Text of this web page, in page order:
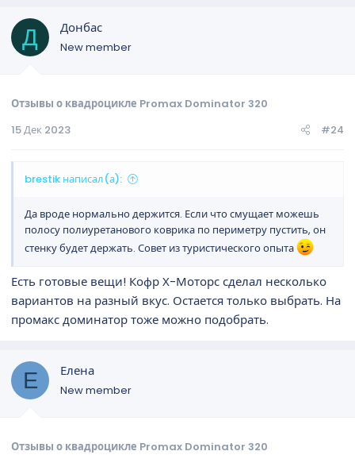
Д Донбас
New member
Отзывы о квадроцикле Promax Dominator 320
15 Дек 2023
#24
brestik написал(а):
Да вроде нормально держится. Если что смущает можешь
полосу полиуретанового коврика по периметру пустить, он
стенку будет держать. Совет из туристического опыта
Есть готовые вещи! Кофр Х-Моторс сделал несколько
вариантов на разный вкус. Остается только выбрать. На
промакс доминатор тоже можно подобрать.
Е Елена
New member
Отзывы о квадроцикле Promax Dominator 320